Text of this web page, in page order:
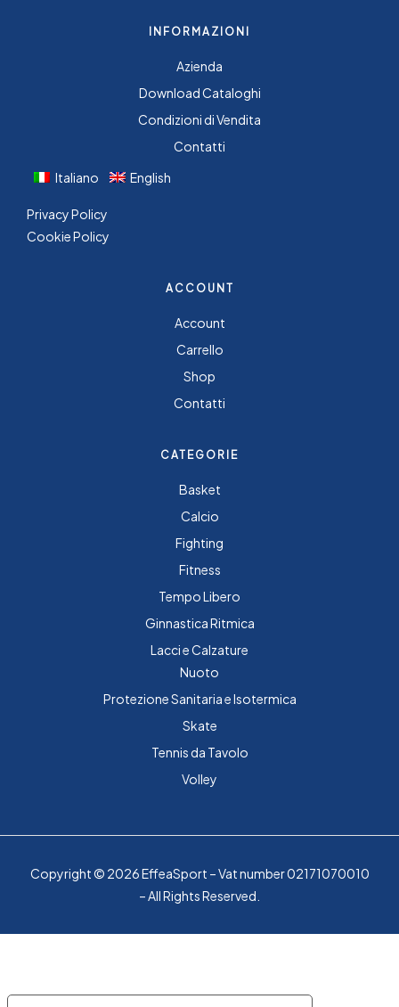
INFORMAZIONI
Azienda
Download Cataloghi
Condizioni di Vendita
Contatti
Italiano
English
Privacy Policy
Cookie Policy
ACCOUNT
Account
Carrello
Shop
Contatti
CATEGORIE
Basket
Calcio
Fighting
Fitness
Tempo Libero
Ginnastica Ritmica
Lacci e Calzature
Nuoto
Protezione Sanitaria e Isotermica
Skate
Tennis da Tavolo
Volley
Copyright © 2026 EffeaSport – Vat number 02171070010
– All Rights Reserved.